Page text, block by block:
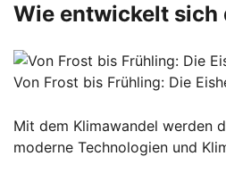
Wie entwickelt sich
Von Frost bis Frühling: Die
Mit dem Klimawandel werden
moderne Technologien und